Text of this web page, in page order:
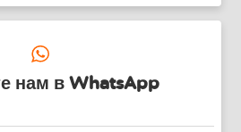
нам в WhatsApp